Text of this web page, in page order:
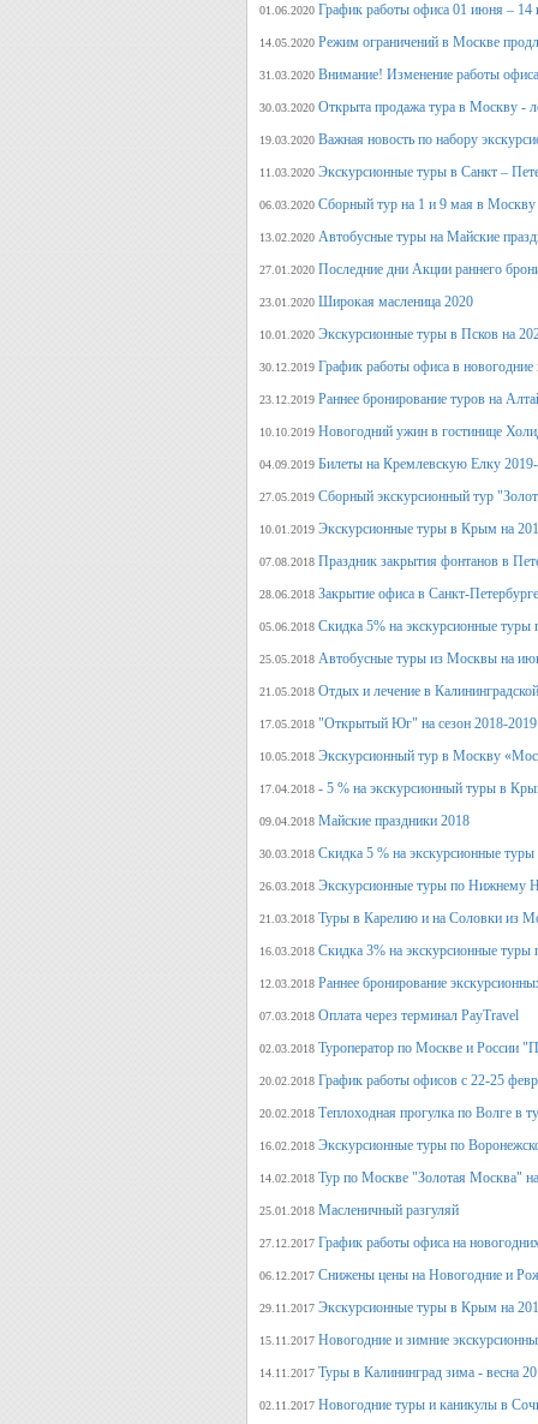
01.06.2020 График работы офиса 01 июня – 14
14.05.2020 Режим ограничений в Москве
31.03.2020 Внимание! Изменение работы
30.03.2020 Открыта продажа тура в Москву -
19.03.2020 Важная новость по набору
11.03.2020 Экскурсионные туры в Санкт –
06.03.2020 Сборный тур на 1 и 9 мая в Москву
13.02.2020 Автобусные туры на Майские
27.01.2020 Последние дни Акции раннего
23.01.2020 Широкая масленица 2020
10.01.2020 Экскурсионные туры в Псков на
30.12.2019 График работы офиса в новогодние
23.12.2019 Раннее бронирование туров на
10.10.2019 Новогодний ужин в гостинице
04.09.2019 Билеты на Кремлевскую Елку
27.05.2019 Сборный экскурсионный тур
10.01.2019 Экскурсионные туры в Крым на
07.08.2018 Праздник закрытия фонтанов в
28.06.2018 Закрытие офиса в Санкт-
05.06.2018 Скидка 5% на экскурсионные
25.05.2018 Автобусные туры из Москвы на
21.05.2018 Отдых и лечение в
17.05.2018 "Открытый Юг" на сезон 2018-2019
10.05.2018 Экскурсионный тур в Москву
17.04.2018 - 5 % на экскурсионный туры в
09.04.2018 Майские праздники 2018
30.03.2018 Скидка 5 % на экскурсионные
26.03.2018 Экскурсионные туры по Нижнему
21.03.2018 Туры в Карелию и на Соловки из
16.03.2018 Скидка 3% на экскурсионные
12.03.2018 Раннее бронирование
07.03.2018 Оплата через терминал PayTravel
02.03.2018 Туроператор по Москве и России
20.02.2018 График работы офисов с 22-25
20.02.2018 Теплоходная прогулка по Волге в
16.02.2018 Экскурсионные туры по
14.02.2018 Тур по Москве "Золотая Москва"
25.01.2018 Масленичный разгуляй
27.12.2017 График работы офиса на
06.12.2017 Снижены цены на Новогодние и
29.11.2017 Экскурсионные туры в Крым на
15.11.2017 Новогодние и зимние
14.11.2017 Туры в Калининград зима - весна
02.11.2017 Новогодние туры и каникулы в